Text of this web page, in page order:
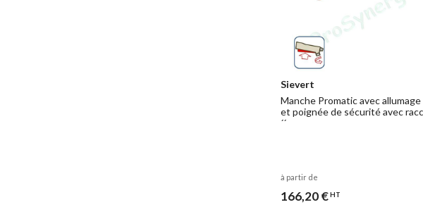
Sievert
Manche Promatic avec allumage
et poignée de sécurité avec
´´
à partir de
166,20 €HT